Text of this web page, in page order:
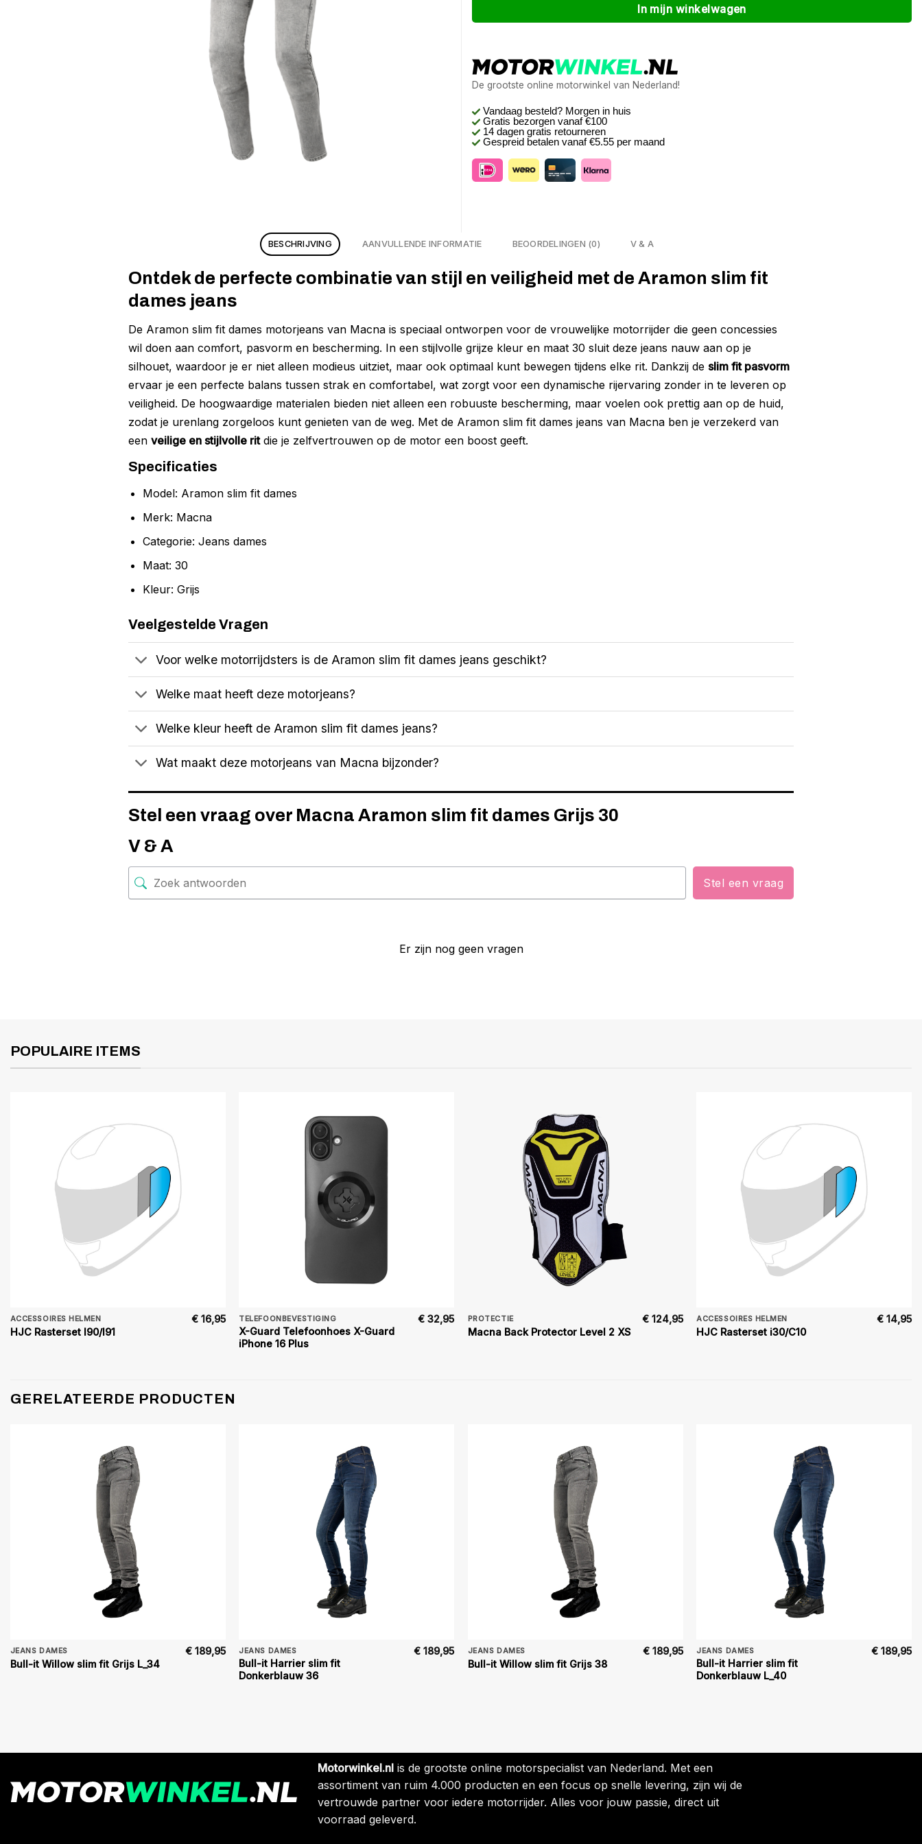
In mijn winkelwagen
De grootste online motorwinkel van Nederland!
Vandaag besteld? Morgen in huis
Gratis bezorgen vanaf €100
14 dagen gratis retourneren
Gespreid betalen vanaf €5.55 per maand
BESCHRIJVING AANVULLENDE INFORMATIE BEOORDELINGEN (0) V & A
Ontdek de perfecte combinatie van stijl en veiligheid met de Aramon slim fit
dames jeans
De Aramon slim fit dames motorjeans van Macna is speciaal ontworpen voor de vrouwelijke motorrijder die geen concessies
wil doen aan comfort, pasvorm en bescherming. In een stijlvolle grijze kleur en maat 30 sluit deze jeans nauw aan op je
silhouet, waardoor je er niet alleen modieus uitziet, maar ook optimaal kunt bewegen tijdens elke rit. Dankzij de slim fit pasvorm
ervaar je een perfecte balans tussen strak en comfortabel, wat zorgt voor een dynamische rijervaring zonder in te leveren op
veiligheid. De hoogwaardige materialen bieden niet alleen een robuuste bescherming, maar voelen ook prettig aan op de huid,
zodat je urenlang zorgeloos kunt genieten van de weg. Met de Aramon slim fit dames jeans van Macna ben je verzekerd van
een veilige en stijlvolle ritdie je zelfvertrouwen op de motor een boost geeft.
Specificaties
Model: Aramon slim fit dames
Merk: Macna
Categorie: Jeans dames
Maat: 30
Kleur: Grijs
Veelgestelde Vragen
Voor welke motorrijdsters is de Aramon slim fit dames jeans geschikt?
Welke maat heeft deze motorjeans?
Welke kleur heeft de Aramon slim fit dames jeans?
Wat maakt deze motorjeans van Macna bijzonder?
Stel een vraag over Macna Aramon slim fit dames Grijs 30
V & A
Stel een vraag
Er zijn nog geen vragen
POPULAIRE ITEMS
ACCESSOIRES HELMEN
HJC Rasterset I90/I91
€16,95 TELEFOONBEVESTIGING
X-Guard Telefoonhoes X-Guard
iPhone 16 Plus
€ 32,95 PROTECTIE
Macna Back Protector Level 2 XS
€124,95 ACCESSOIRES HELMEN
HJC Rasterset i30/C10
€ 14,95
GERELATEERDE PRODUCTEN
JEANS DAMES
Bull-it Willow slim fit Grijs L_34
€189,95 JEANS DAMES
Bull-it Harrier slim fit
Donkerblauw 36
€ 189,95 JEANS DAMES
Bull-it Willow slim fit Grijs 38
€189,95 JEANS DAMES
Bull-it Harrier slim fit
Donkerblauw L_40
€ 189,95
Motorwinkel.nl is de grootste online motorspecialist van Nederland. Met een
assortiment van ruim 4.000 producten en een focus op snelle levering, zijn wij de
vertrouwde partner voor iedere motorrijder. Alles voor jouw passie, direct uit
voorraad geleverd.